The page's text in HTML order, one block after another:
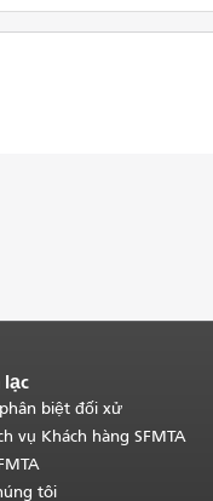
biệt đối xử
vụ Khách hàng SFMTA
tôi